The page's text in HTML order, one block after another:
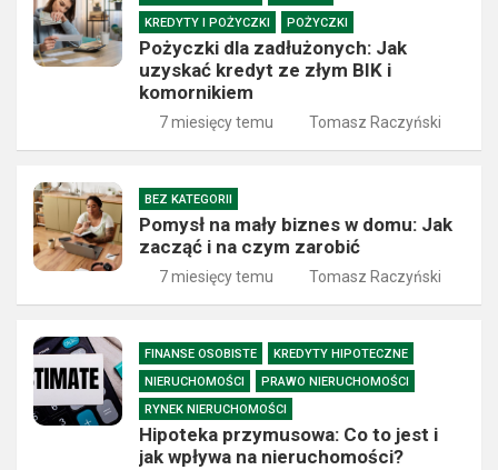
KREDYTY I POŻYCZKI
POŻYCZKI
Pożyczki dla zadłużonych: Jak
uzyskać kredyt ze złym BIK i
komornikiem
7 miesięcy temu Tomasz Raczyński
BEZ KATEGORII
Pomysł na mały biznes w domu: Jak
zacząć i na czym zarobić
7 miesięcy temu Tomasz Raczyński
FINANSE OSOBISTE
KREDYTY HIPOTECZNE
NIERUCHOMOŚCI
PRAWO NIERUCHOMOŚCI
RYNEK NIERUCHOMOŚCI
Hipoteka przymusowa: Co to jest i
jak wpływa na nieruchomości?